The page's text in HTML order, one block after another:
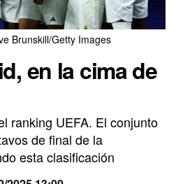
Brunskill/Getty Images
en la cima de
ranking UEFA. El conjunto
de final de la
esta clasificación